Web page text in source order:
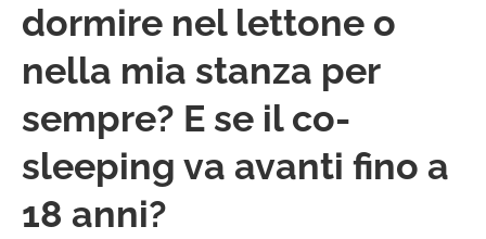
dormire nel lettone o
nella mia stanza per
sempre? E se il co-
sleeping va avanti fino a
18 anni?